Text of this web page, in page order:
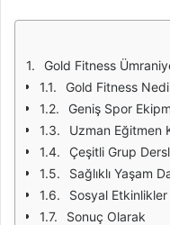
Gold Fitness
Gold Fitness
Geniş Spor
Uzman Eğitmen
Çeşitli Grup
Sağlıklı Yaşam
Sosyal
Sonuç Olarak